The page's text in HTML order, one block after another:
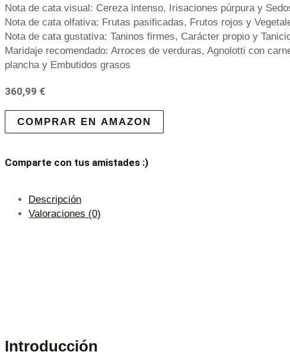
Nota de cata visual: Cereza intenso, Irisaciones púrpura y
Nota de cata olfativa: Frutas pasificadas, Frutos rojos y
Nota de cata gustativa: Taninos firmes, Carácter propio y
Maridaje recomendado: Arroces de verduras, Agnolotti con
plancha y Embutidos grasos
360,99 €
COMPRAR EN AMAZON
Comparte con tus amistades :)
Descripción
Valoraciones (0)
Introducción